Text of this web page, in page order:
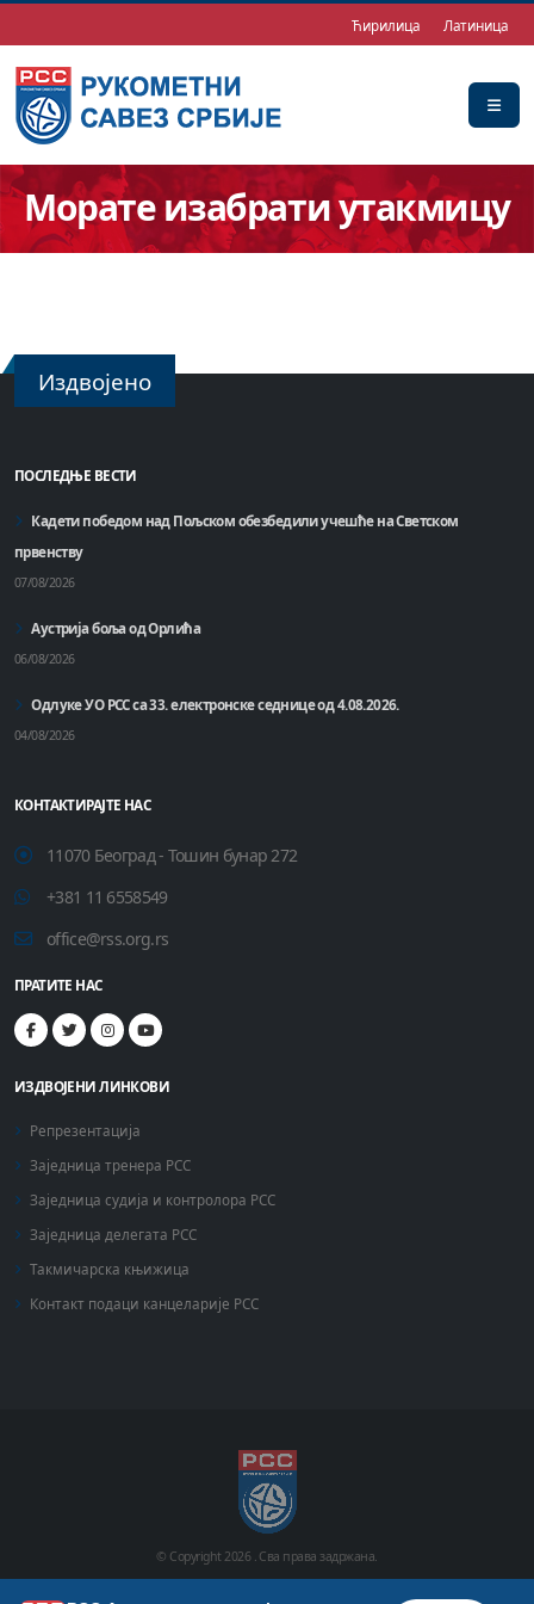
Ћирилица Латиница
Морате изабрати утакмицу
Издвојено
ПОСЛЕДЊЕ ВЕСТИ
Кадети победом над Пољском обезбедили учешће на Светском
првенству
07/08/2026
Аустрија боља од Орлића
06/08/2026
Одлуке УО РСС са 33. електронске седнице од 4.08.2026.
04/08/2026
КОНТАКТИРАЈТЕ НАС
11070 Београд - Тошин бунар 272
+381 11 6558549
office@rss.org.rs
ПРАТИТЕ НАС
ИЗДВОЈЕНИ ЛИНКОВИ
Репрезентација
Заједница тренера РСС
Заједница судија и контролора РСС
Заједница делегата РСС
Такмичарска књижица
Контакт подаци канцеларије РСС
© Copyright2026 . Сва права задржана.